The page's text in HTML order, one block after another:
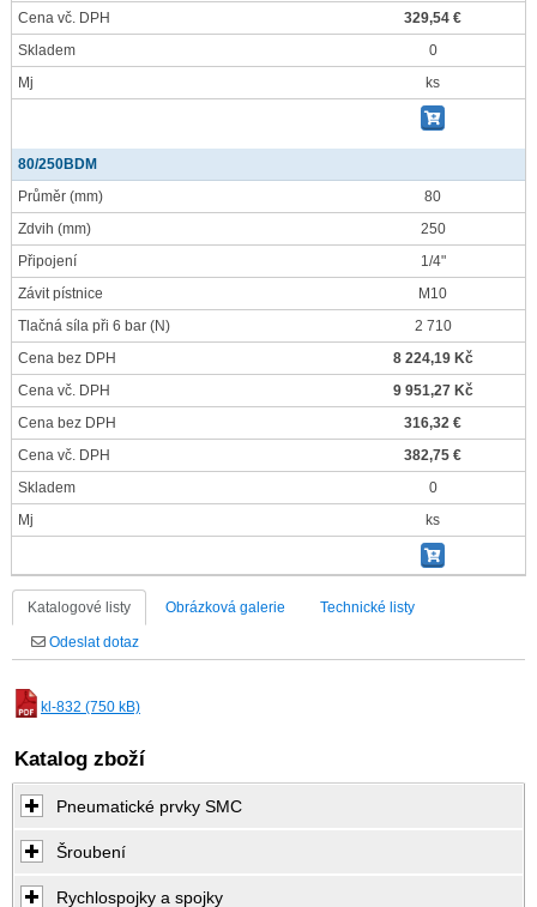
Cena vč. DPH
329,54 €
Skladem
0
Mj
ks
80/250BDM
Průměr (mm)
80
Zdvih (mm)
250
Připojení
1/4"
Závit pístnice
M10
Tlačná síla při 6 bar (N)
2 710
Cena bez DPH
8 224,19 Kč
Cena vč. DPH
9 951,27 Kč
Cena bez DPH
316,32 €
Cena vč. DPH
382,75 €
Skladem
0
Mj
ks
Katalogové listy Obrázková galerie Technické listy
Odeslat dotaz
kl-832 (750 kB)
Katalog zboží
Pneumatické prvky SMC
Šroubení
Rychlospojky a spojky